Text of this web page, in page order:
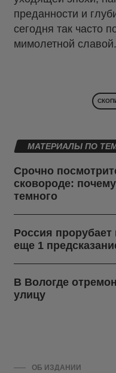
преданности и
сегодня так часто
мимолетной славой.
МАТЕРИАЛЫ ПО
Срочно
сковороде:
темного
Россия
еще 1
В Вологде
улицу
ОБ ИЗДАНИИ